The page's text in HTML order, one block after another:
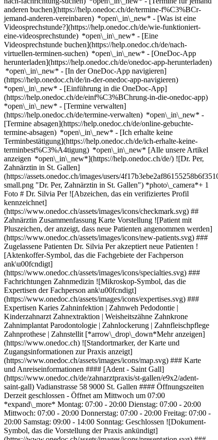
anderen buchen](https://help.onedoc.ch/de/termine-f%C3%BCr-
jemand-anderen-vereinbaren) *open\_in\_new* - [Was ist eine
Videosprechstunde?](https://help.onedoc.ch/de/wie-funktioniert-
eine-videosprechstunde) *open\_in\_new* - [Eine
Videosprechstunde buchen](https://help.onedoc.ch/de/nach-
virtuellen-terminen-suchen) *open\_in\_new* - [OneDoc-App
herunterladen](https://help.onedoc.ch/de/onedoc-app-herunterladen)
*open\_in\_new* - [In der OneDoc-App navigieren]
(https://help.onedoc.ch/de/in-der-onedoc-app-navigieren)
*open\_in\_new* - [Einführung in die OneDoc-App]
(https://help.onedoc.ch/de/einf%C3%BChrung-in-die-onedoc-app)
*open\_in\_new* - [Termine verwalten]
(https://help.onedoc.ch/de/termine-verwalten) *open\_in\_new* -
[Termine absagen](https://help.onedoc.ch/de/online-gebuchte-
termine-absagen) *open\_in\_new* - [Ich erhalte keine
Terminbestätigung](https://help.onedoc.ch/de/ich-erhalte-keine-
terminbest%C3%A4tigung) *open\_in\_new* [Alle unsere Artikel
anzeigen *open\_in\_new*](https://help.onedoc.ch/de/) ![Dr. Per,
Zahnärztin in St. Gallen]
(https://assets.onedoc.ch/images/users/
small.png "Dr. Per, Zahnärztin in St. Gallen") *photo\_camera*+ 1
Foto # Dr. Silvia Per ![Abzeichen, das ein verifiziertes Profil
kennzeichnet]
(https://www.onedoc.ch/assets/images/icons/checkmark.svg) ##
Zahnärztin Zusammenfassung Karte Vorstellung ![Patient mit
Pluszeichen, der anzeigt, dass neue Patienten angenommen werden]
(https://www.onedoc.ch/assets/images/icons/new-patients.svg) ###
Zugelassene Patienten Dr. Silvia Per akzeptiert neue Patienten !
[Aktenkoffer-Symbol, das die Fachgebiete der Fachperson
ank\u00fcndigt]
(https://www.onedoc.ch/assets/images/icons/specialties.svg) ###
Fachrichtungen Zahnmedizin ![Mikroskop-Symbol, das die
Expertisen der Fachperson ank\u00fcndigt]
(https://www.onedoc.ch/assets/images/icons/expertises.svg) ###
Expertisen Karies Zahninfektion | Zahnweh Pedodontie |
Kinderzahnarzt Zahnextraktion | Weisheitszähne Zahnkrone
Zahnimplantat Parodontologie | Zahnlockerung | Zahnfleischpflege
Zahnprothese | Zahnstellit [*arrow\_drop\_down*Mehr anzeigen]
(https://www.onedoc.ch) ![Standortmarker, der Karte und
Zugangsinformationen zur Praxis anzeigt]
(https://www.onedoc.ch/assets/images/icons/map.svg) ### Karte
und Anreiseinformationen #### [Adent - Saint Gall]
(https://www.onedoc.ch/de/zahnarztpraxis/st-gallen/e9x2/adent-
saint-gall) Vadianstrasse 58 9000 St. Gallen #### Öffnungszeiten
Derzeit geschlossen - Öffnet am Mittwoch um 07:00
*expand\_more* Montag: 07:00 - 20:00 Dienstag: 07:00 - 20:00
Mittwoch: 07:00 - 20:00 Donnerstag: 07:00 - 20:00 Freitag: 07:00 -
20:00 Samstag: 09:00 - 14:00 Sonntag: Geschlossen ![Dokument-
Symbol, das die Vorstellung der Praxis ankündigt]